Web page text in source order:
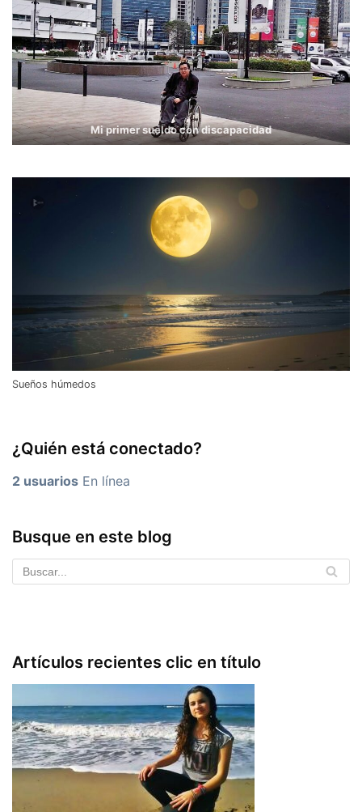
Mi primer sueldo con discapacidad
Sueños húmedos
¿Quién está conectado?
2 usuarios En línea
Busque en este blog
Artículos recientes clic en título